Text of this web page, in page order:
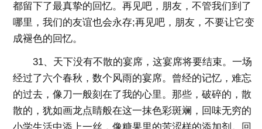
都留下了最真挚的回忆。再见吧，朋友，不管我们到了
哪里，我们的友谊也会永存;再见吧，朋友，不要让它变
成褪色的回忆。
31、天下没有不散的宴席，这宴席将要结束。一场
经过了六个春秋，数个风雨的宴席。曾经的记忆，难忘
的过去，像刀一般刻在了我的心里。那些，破碎的，散
散的，犹如画龙点睛般在这一抹色彩斑斓，回味无穷的